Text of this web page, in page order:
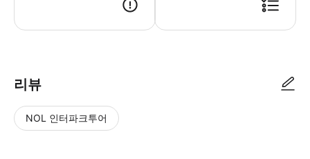
리뷰
NOL 인터파크투어